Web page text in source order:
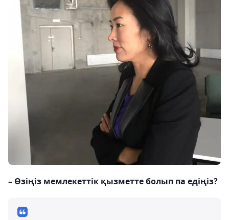
– Өзіңіз мемлекеттік қызметте болып па едіңіз?